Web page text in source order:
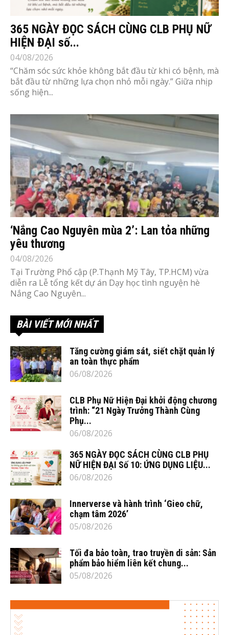
365 NGÀY ĐỌC SÁCH CÙNG CLB PHỤ NỮ
HIỆN ĐẠI số...
04/08/2026
“Chăm sóc sức khỏe không bắt đầu từ khi có bệnh, mà
bắt đầu từ những lựa chọn nhỏ mỗi ngày.” Giữa nhịp
sống hiện...
‘Nắng Cao Nguyên mùa 2’: Lan tỏa những
yêu thương
04/08/2026
Tại Trường Phổ cập (P.Thạnh Mỹ Tây, TP.HCM) vừa
diễn ra Lễ tổng kết dự án Dạy học tình nguyện hè
Nắng Cao Nguyên...
BÀI VIẾT MỚI NHẤT
Tăng cường giám sát, siết chặt quản lý
an toàn thực phẩm
06/08/2026
CLB Phụ Nữ Hiện Đại khởi động chương
trình: “21 Ngày Trưởng Thành Cùng
Phụ...
06/08/2026
365 NGÀY ĐỌC SÁCH CÙNG CLB PHỤ
NỮ HIỆN ĐẠI Số 10: ỨNG DỤNG LIỆU...
06/08/2026
Innerverse và hành trình ‘Gieo chữ,
chạm tâm 2026’
05/08/2026
Tối đa bảo toàn, trao truyền di sản: Sản
phẩm bảo hiểm liên kết chung...
05/08/2026